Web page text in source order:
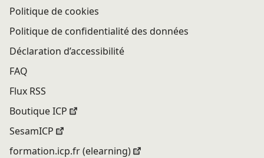
Politique de cookies
Politique de confidentialité des données
Déclaration d’accessibilité
FAQ
Flux RSS
Boutique ICP
SesamICP
formation.icp.fr (elearning)